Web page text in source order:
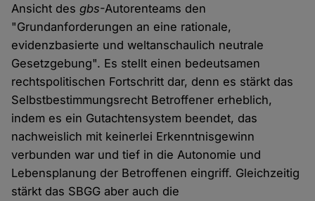
Ansicht desgbs-Autorenteams den
"Grundanforderungen an eine rationale,
evidenzbasierte und weltanschaulich neutrale
Gesetzgebung". Es stellt einen bedeutsamen
rechtspolitischen Fortschritt dar, denn es stärkt das
Selbstbestimmungsrecht Betroffener erheblich,
indem es ein Gutachtensystem beendet, das
nachweislich mit keinerlei Erkenntnisgewinn
verbunden war und tief in die Autonomie und
Lebensplanung der Betroffenen eingriff. Gleichzeitig
stärkt das SBGG aber auch die